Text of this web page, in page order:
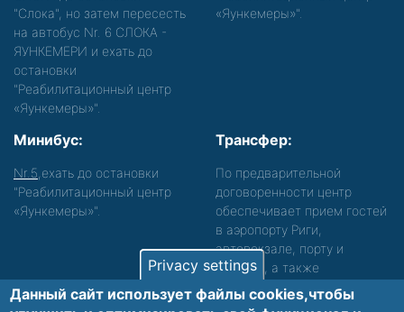
"Слока", но затем пересесть
на автобус Nr. 6 СЛОКА -
ЯУНКЕМЕРИ и ехать до
остановки
"Реабилитационный центр
«Яункемеры»".
«Яункемеры»".
Минибус:
Nr.5 ,ехать до остановки
"Реабилитационный центр
«Яункемеры»".
Трансфер:
По предварительной
договоренности центр
обеспечивает прием гостей
в аэропорту Риги,
автовокзале, порту и
вокзале, а также
сопровождение. Просьба
звонить, чтобы уточнить
Privacy settings
Данный сайт использует файлы cookies,чтобы